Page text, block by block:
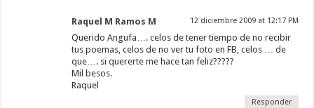
Raquel M Ramos M 12 diciembre 2009 at 12:17 PM
Querido Angufa…. celos de tener tiempo de no recibir
tus poemas, celos de no ver tu foto en FB, celos … de
que…. si quererte me hace tan feliz?????
Mil besos.
Raquel
Responder